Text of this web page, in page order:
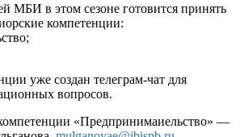
МБИ в этом сезоне готовится принять
компетенции:
уже создан телеграм-чат для
вопросов.
«Предпринимаиельство» —